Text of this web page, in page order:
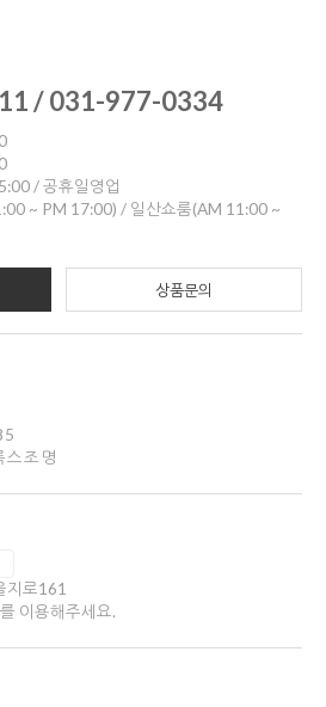
/ 031-977-0334
/ 공휴일영업
~ PM 17:00) / 일산쇼룸(AM 11:00 ~
상품문의
스조명
지로161
이용해주세요.